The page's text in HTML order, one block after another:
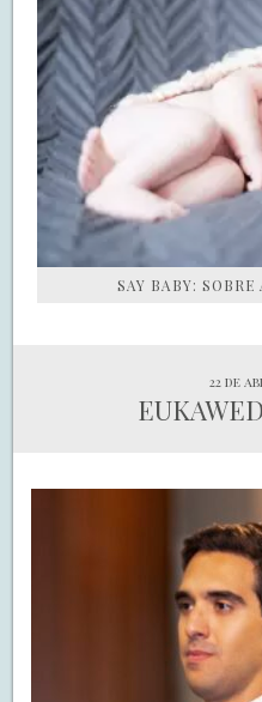
SAY BABY:
22 de